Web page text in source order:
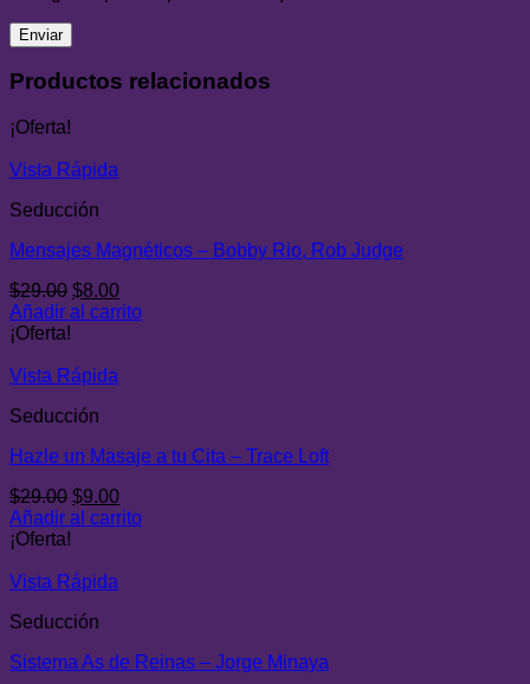
Productos relacionados
¡Oferta!
Vista Rápida
Seducción
Mensajes Magnéticos – Bobby Rio, Rob Judge
$29.00 El
precio
$29.00.
$8.00El
precio
Añadir al carrito
¡Oferta!
Vista Rápida
Seducción
Hazle un Masaje a tu Cita – Trace Loft
$29.00 El
precio
$29.00.
$9.00El
precio
Añadir al carrito
¡Oferta!
Vista Rápida
Seducción
Sistema As de Reinas – Jorge Minaya